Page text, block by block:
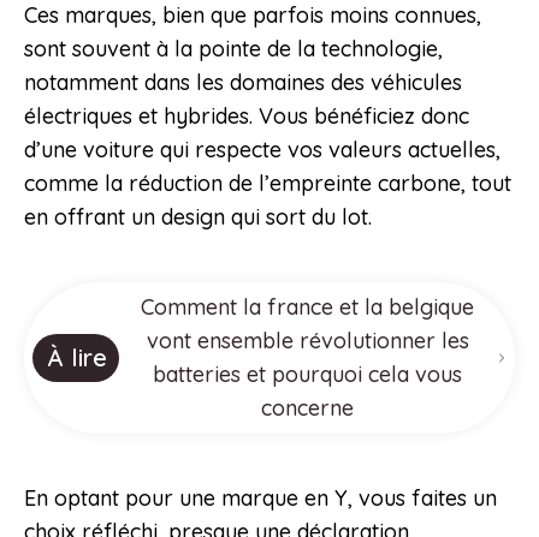
Ces marques, bien que parfois moins connues,
sont souvent à la pointe de la technologie,
notamment dans les domaines des véhicules
électriques et hybrides. Vous bénéficiez donc
d’une voiture qui respecte vos valeurs actuelles,
comme la réduction de l’empreinte carbone, tout
en offrant un design qui sort du lot.
À lire
Comment la france et la belgique
vont ensemble révolutionner les
batteries et pourquoi cela vous
concerne
En optant pour une marque en Y, vous faites un